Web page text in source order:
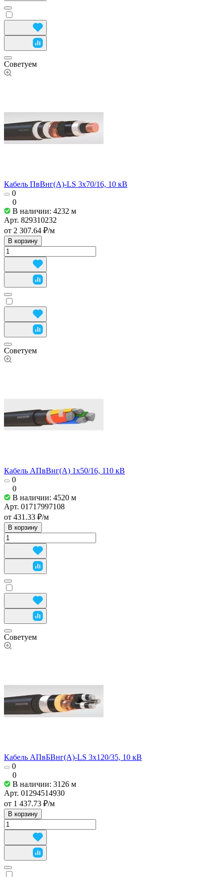
Советуем
Кабель ПвВнг(А)-LS 3х70/16, 10 кВ
0
0
В наличии: 4232 м
Арт. 829310232
от 2 307.64 ₽/м
В корзину
Советуем
Кабель АПвВнг(А) 1х50/16, 110 кВ
0
0
В наличии: 4520 м
Арт. 01717997108
от 431.33 ₽/м
В корзину
Советуем
Кабель АПвБВнг(А)-LS 3х120/35, 10 кВ
0
0
В наличии: 3126 м
Арт. 01294514930
от 1 437.73 ₽/м
В корзину